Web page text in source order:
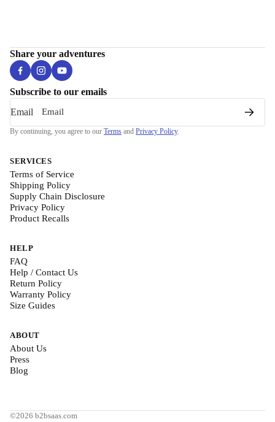
Share your adventures
Subscribe to our emails
Email
By continuing, you agree to our Terms and Privacy Policy.
SERVICES
Terms of Service
Shipping Policy
Supply Chain Disclosure
Privacy Policy
Product Recalls
HELP
FAQ
Help / Contact Us
Return Policy
Warranty Policy
Size Guides
ABOUT
About Us
Press
Blog
©2026 b2bsaas.com